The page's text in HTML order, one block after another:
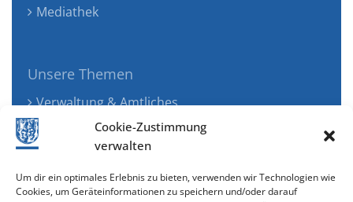
Cookie-Zustimmung
verwalten
Um dir ein optimales Erlebnis zu bieten, verwenden wir Technologien wie
Cookies, um Geräteinformationen zu speichern und/oder darauf
Mediathek
Unsere Themen
Verwaltung & Amtliches
Jugend, Familie & Gesundheit
Tourismus, Freizeit & Ökologie
Wirtschaft & Verkehr